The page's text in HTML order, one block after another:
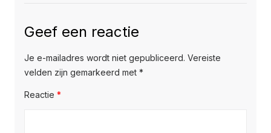
Geef een reactie
Je e-mailadres wordt niet gepubliceerd. Vereiste
velden zijn gemarkeerd met *
Reactie *